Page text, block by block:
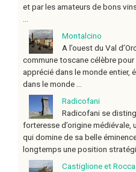
et par les amateurs de bons
Montalcino
A l’ouest du Val
commune toscane célèbre
apprécié dans le monde entier,
dans le monde ...
Radicofani
Radicofani se
forteresse d’origine médiévale,
qui domine de sa belle
longtemps une position
Castiglione et Rocca